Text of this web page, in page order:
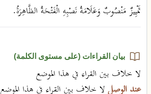
تَمْيِيزٌ مَنْصُوبٌ وَعَلَامَةُ نَصْبِهِ الْفَتْحَةُ الظَّاهِرَةُ.
بيان القراءات (على مستوى الكلمة)
لا خلاف بين القراء في هذا الموضع
عند الوصللا خلاف بين القراء في هذا الموضع